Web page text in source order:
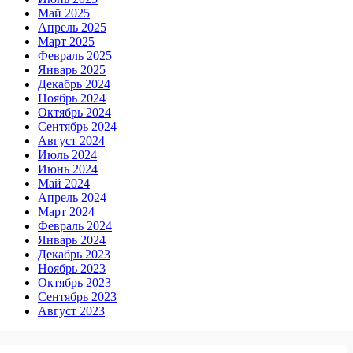
Май 2025
Апрель 2025
Март 2025
Февраль 2025
Январь 2025
Декабрь 2024
Ноябрь 2024
Октябрь 2024
Сентябрь 2024
Август 2024
Июль 2024
Июнь 2024
Май 2024
Апрель 2024
Март 2024
Февраль 2024
Январь 2024
Декабрь 2023
Ноябрь 2023
Октябрь 2023
Сентябрь 2023
Август 2023